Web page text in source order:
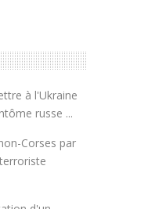
à l'Ukraine
russe ...
Corses par